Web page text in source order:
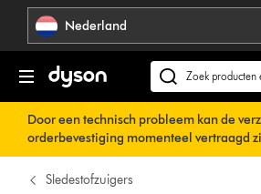
Navigatie
overslaan
Nederland
Zoek
op
dyson.nl
Door een technisch probleem kan de
orderbevestiging momenteel vertraagd
aan een snelle oplossing.U hoeft verder
orderbevestiging wordt binnenkort
Sledestofzuigers